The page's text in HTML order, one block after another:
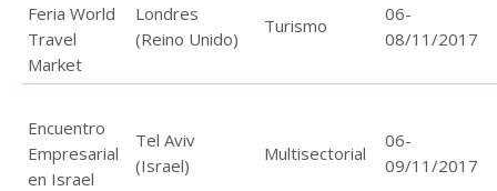
Feria World
Travel
Market
Londres
(Reino Unido)
Turismo
06-
08/11/2017
Encuentro
Empresarial
en Israel
Tel Aviv
(Israel)
Multisectorial
06-
09/11/2017